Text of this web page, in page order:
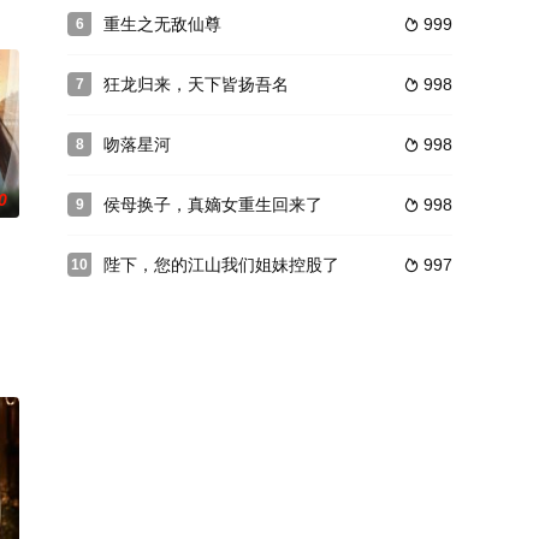
6  999
重生之无敌仙尊
7  998
狂龙归来，天下皆扬吾名
8  998
吻落星河
9  998
侯母换子，真嫡女重生回来了
10  997
陛下，您的江山我们姐妹控股了